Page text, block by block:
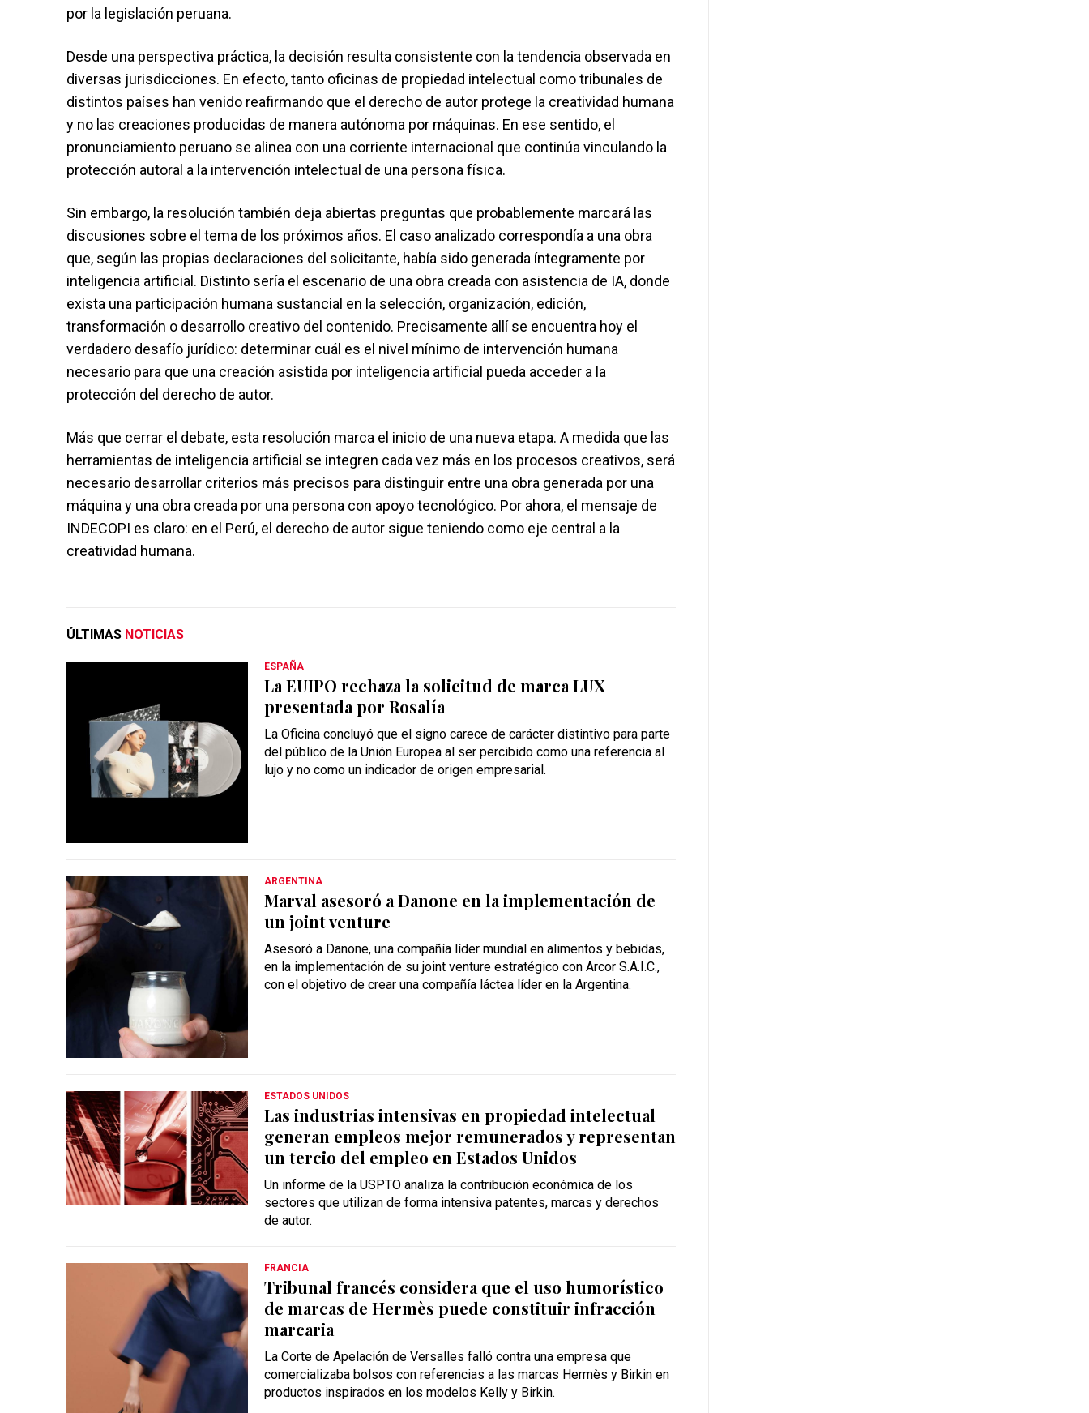
por la legislación peruana.
Desde una perspectiva práctica, la decisión resulta consistente con la tendencia observada en
diversas jurisdicciones. En efecto, tanto oficinas de propiedad intelectual como tribunales de
distintos países han venido reafirmando que el derecho de autor protege la creatividad humana
y no las creaciones producidas de manera autónoma por máquinas. En ese sentido, el
pronunciamiento peruano se alinea con una corriente internacional que continúa vinculando la
protección autoral a la intervención intelectual de una persona física.
Sin embargo, la resolución también deja abiertas preguntas que probablemente marcará las
discusiones sobre el tema de los próximos años. El caso analizado correspondía a una obra
que, según las propias declaraciones del solicitante, había sido generada íntegramente por
inteligencia artificial. Distinto sería el escenario de una obra creada con asistencia de IA, donde
exista una participación humana sustancial en la selección, organización, edición,
transformación o desarrollo creativo del contenido. Precisamente allí se encuentra hoy el
verdadero desafío jurídico: determinar cuál es el nivel mínimo de intervención humana
necesario para que una creación asistida por inteligencia artificial pueda acceder a la
protección del derecho de autor.
Más que cerrar el debate, esta resolución marca el inicio de una nueva etapa. A medida que las
herramientas de inteligencia artificial se integren cada vez más en los procesos creativos, será
necesario desarrollar criterios más precisos para distinguir entre una obra generada por una
máquina y una obra creada por una persona con apoyo tecnológico. Por ahora, el mensaje de
INDECOPI es claro: en el Perú, el derecho de autor sigue teniendo como eje central a la
creatividad humana.
ÚLTIMAS NOTICIAS
ESPAÑA
La EUIPO rechaza la solicitud de marca LUX
presentada por Rosalía
La Oficina concluyó que el signo carece de carácter distintivo para parte
del público de la Unión Europea al ser percibido como una referencia al
lujo y no como un indicador de origen empresarial.
ARGENTINA
Marval asesoró a Danone en la implementación de
un joint venture
Asesoró a Danone, una compañía líder mundial en alimentos y bebidas,
en la implementación de su joint venture estratégico con Arcor S.A.I.C.,
con el objetivo de crear una compañía láctea líder en la Argentina.
ESTADOS UNIDOS
Las industrias intensivas en propiedad intelectual
generan empleos mejor remunerados y representan
un tercio del empleo en Estados Unidos
Un informe de la USPTO analiza la contribución económica de los
sectores que utilizan de forma intensiva patentes, marcas y derechos
de autor.
FRANCIA
Tribunal francés considera que el uso humorístico
de marcas de Hermès puede constituir infracción
marcaria
La Corte de Apelación de Versalles falló contra una empresa que
comercializaba bolsos con referencias a las marcas Hermès y Birkin en
productos inspirados en los modelos Kelly y Birkin.